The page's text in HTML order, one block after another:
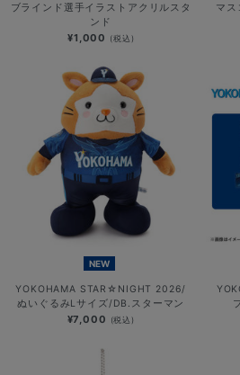
ブラインド選手イラストアクリルスタ
ンド
¥1,000 (税込)
マス
NEW
YOKOHAMA STAR☆NIGHT 2026/
ぬいぐるみLサイズ/DB.スターマン
¥7,000 (税込)